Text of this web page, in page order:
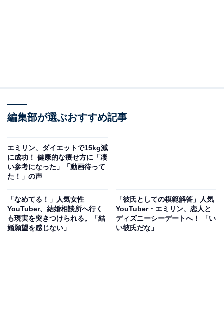
編集部が選ぶおすすめ記事
エミリン、ダイエットで15kg減
に成功！ 健康的な痩せ方に「凄
い参考になった」「動画待って
た！」の声
「なめてる！」人気女性
YouTuber、結婚相談所へ行く
も現実を突きつけられる。「結
婚願望を感じない」
「彼氏としての模範解答」人気
YouTuber・エミリン、恋人と
ディズニーシーデートへ！ 「い
い彼氏だな」